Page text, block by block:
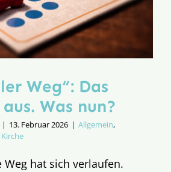
Weg“: Das
Was nun?
| 13. Februar 2026 | Allgemein,
Kirche
Weg hat sich verlaufen.